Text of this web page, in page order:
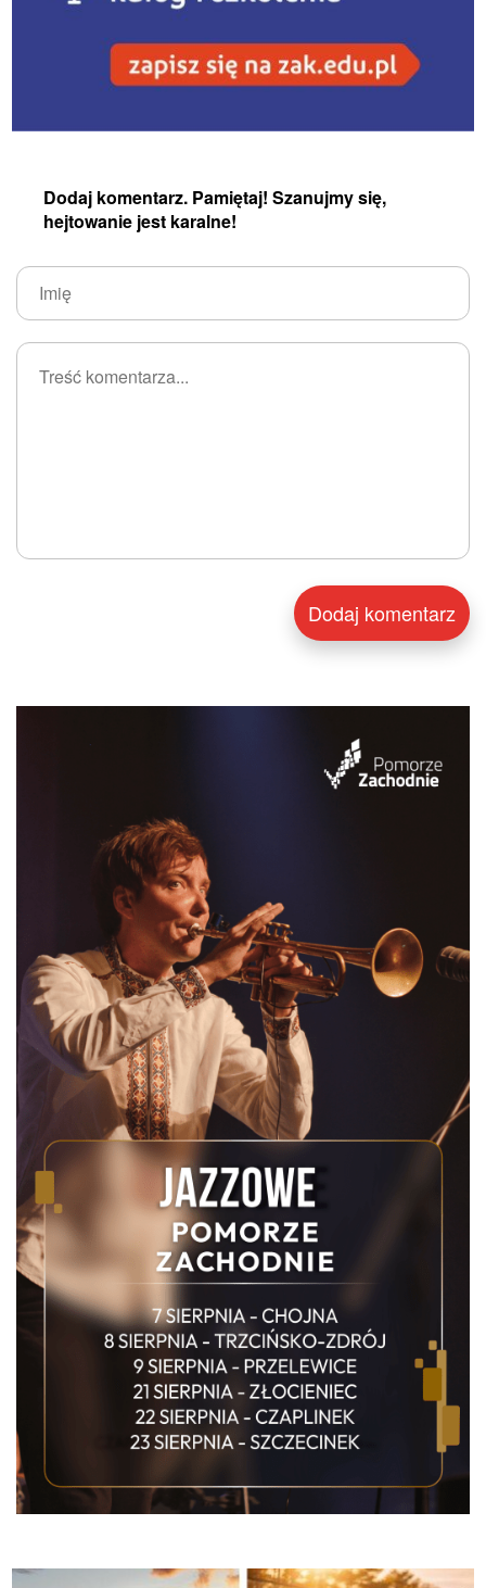
Dodaj komentarz. Pamiętaj! Szanujmy się,
hejtowanie jest karalne!